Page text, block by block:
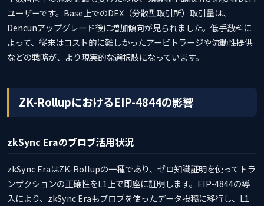
ユーザーです。Base上でのDEX（分散型取引所）取引量は、
Dencunアップグレード後に増加傾向が見られました。低手数料に
よって、従来はコスト的に難しかったアービトラージや流動性提供
などの戦略が、より現実的な選択肢になっています。
ZK-RollupにおけるEIP-4844の影響
zkSync Eraのブロブ活用状況
zkSync EraはZK-Rollupの一種であり、ゼロ知識証明を使ってトラ
ンザクションの正確性をL1上で即座に証明します。EIP-4844の導
入により、zkSync Eraもブロブを使ったデータ投稿に移行し、L1